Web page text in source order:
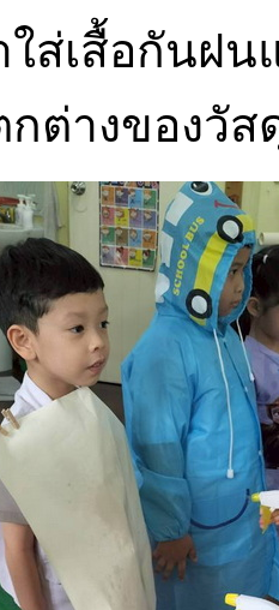
ส่เสื้อกันฝน
ต่างของวั